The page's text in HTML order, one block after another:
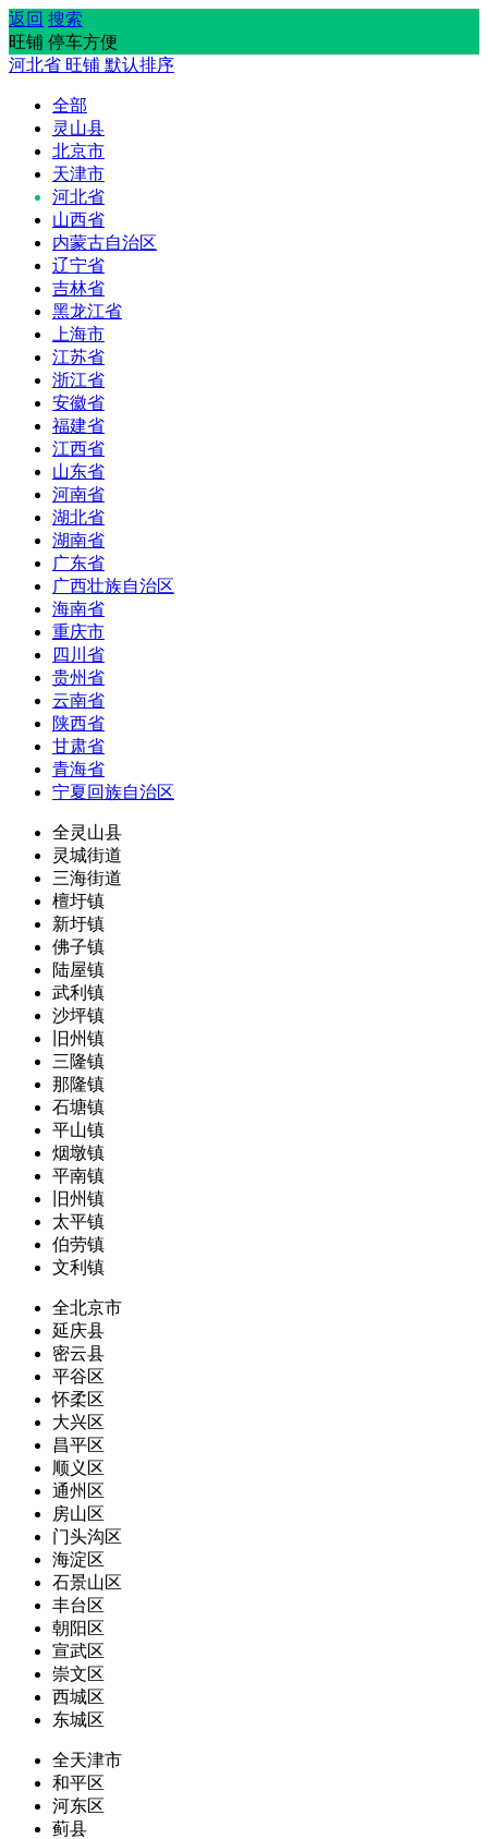
返回 搜索
旺铺 停车方便
河北省 旺铺 默认排序
全部
灵山县
北京市
天津市
河北省
山西省
内蒙古自治区
辽宁省
吉林省
黑龙江省
上海市
江苏省
浙江省
安徽省
福建省
江西省
山东省
河南省
湖北省
湖南省
广东省
广西壮族自治区
海南省
重庆市
四川省
贵州省
云南省
陕西省
甘肃省
青海省
宁夏回族自治区
全灵山县
灵城街道
三海街道
檀圩镇
新圩镇
佛子镇
陆屋镇
武利镇
沙坪镇
旧州镇
三隆镇
那隆镇
石塘镇
平山镇
烟墩镇
平南镇
旧州镇
太平镇
伯劳镇
文利镇
全北京市
延庆县
密云县
平谷区
怀柔区
大兴区
昌平区
顺义区
通州区
房山区
门头沟区
海淀区
石景山区
丰台区
朝阳区
宣武区
崇文区
西城区
东城区
全天津市
和平区
河东区
蓟县